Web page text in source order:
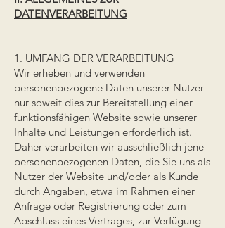
DATENVERARBEITUNG
1. UMFANG DER VERARBEITUNG
Wir erheben und verwenden
personenbezogene Daten unserer Nutzer
nur soweit dies zur Bereitstellung einer
funktionsfähigen Website sowie unserer
Inhalte und Leistungen erforderlich ist.
Daher verarbeiten wir ausschließlich jene
personenbezogenen Daten, die Sie uns als
Nutzer der Website und/oder als Kunde
durch Angaben, etwa im Rahmen einer
Anfrage oder Registrierung oder zum
Abschluss eines Vertrages, zur Verfügung